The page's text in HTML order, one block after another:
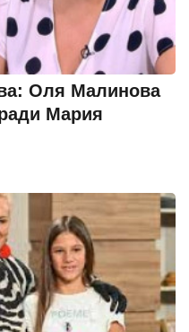
Оля Малинова
Мария